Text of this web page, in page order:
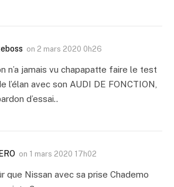
on 2 mars 2020 0h26
n’a jamais vu chapapatte faire le test
l’élan avec son AUDI DE FONCTION,
d’essai..
on 1 mars 2020 17h02
que Nissan avec sa prise Chademo